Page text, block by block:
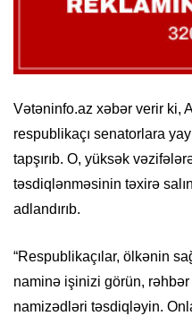
Vətəninfo.az xəbər verir ki,
respublikaçı senatorlara
tapşırıb. O, yüksək
təsdiqlənməsinin təxirə
adlandırıb.
“Respublikaçılar, ölkənin
naminə işinizi görün,
namizədləri təsdiqləyin.